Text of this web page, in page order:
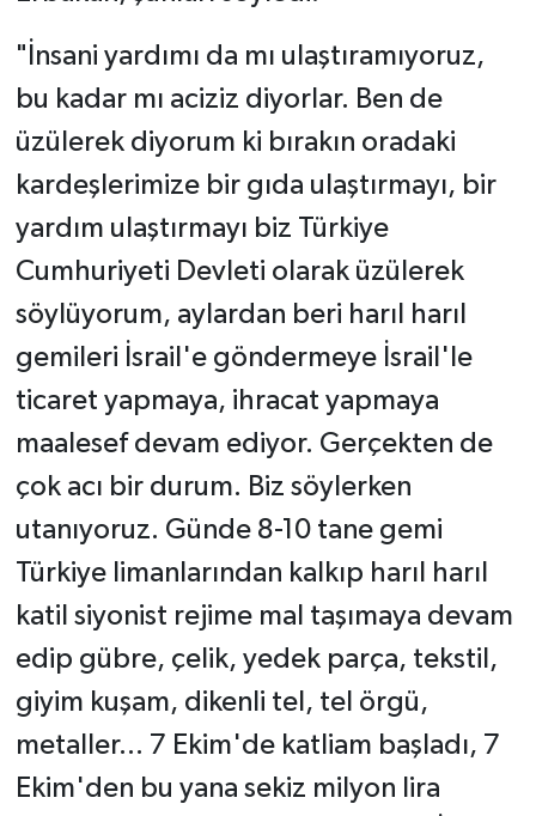
"İnsani yardımı da mı ulaştıramıyoruz,
bu kadar mı aciziz diyorlar. Ben de
üzülerek diyorum ki bırakın oradaki
kardeşlerimize bir gıda ulaştırmayı, bir
yardım ulaştırmayı biz Türkiye
Cumhuriyeti Devleti olarak üzülerek
söylüyorum, aylardan beri harıl harıl
gemileri İsrail'e göndermeye İsrail'le
ticaret yapmaya, ihracat yapmaya
maalesef devam ediyor. Gerçekten de
çok acı bir durum. Biz söylerken
utanıyoruz. Günde 8-10 tane gemi
Türkiye limanlarından kalkıp harıl harıl
katil siyonist rejime mal taşımaya devam
edip gübre, çelik, yedek parça, tekstil,
giyim kuşam, dikenli tel, tel örgü,
metaller... 7 Ekim'de katliam başladı, 7
Ekim'den bu yana sekiz milyon lira